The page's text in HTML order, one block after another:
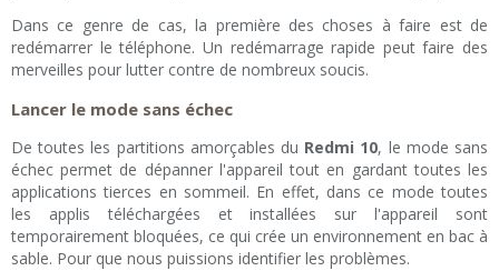
Dans ce genre de cas, la première des choses à faire est de
redémarrer le téléphone. Un redémarrage rapide peut faire des
merveilles pour lutter contre de nombreux soucis.
Lancer le mode sans échec
De toutes les partitions amorçables du Redmi 10, le mode sans
échec permet de dépanner l'appareil tout en gardant toutes les
applications tierces en sommeil. En effet, dans ce mode toutes
les applis téléchargées et installées sur l'appareil sont
temporairement bloquées, ce qui crée un environnement en bac à
sable. Pour que nous puissions identifier les problèmes.